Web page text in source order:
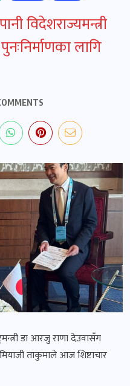
विदेशराज्यमन्त्री
लागि
डा आरजु राणा देउवासँग
ताकुमाले आज शिष्टाचार